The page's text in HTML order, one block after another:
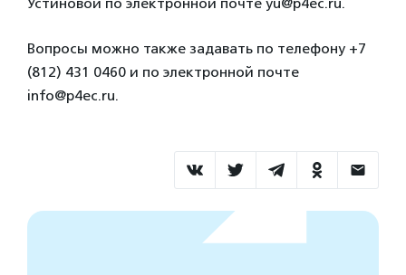
Вопросы можно также задавать по телефону +7
(812) 431 0460 и по электронной почте
info@p4ec.ru.